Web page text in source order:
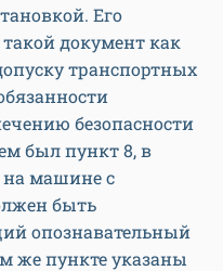
Его
документ как
транспортных
безопасности
был пункт 8, в
на машине с
быть
опознавательный
же пункте указаны